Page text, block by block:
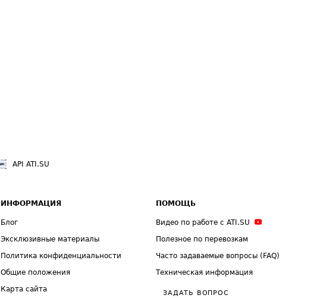
API ATI.SU
ИНФОРМАЦИЯ
Блог
Эксклюзивные материалы
Политика конфиденциальности
Общие положения
Карта сайта
ПОМОЩЬ
Видео по работе с ATI.SU
Полезное по перевозкам
Часто задаваемые вопросы (FAQ)
Техническая информация
ЗАДАТЬ ВОПРОС